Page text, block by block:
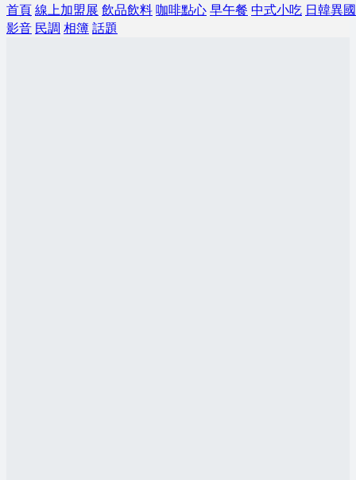
首頁線上加盟展 飲品飲料咖啡點心早午餐 中式小吃 日韓異國
影音 民調 相簿話題